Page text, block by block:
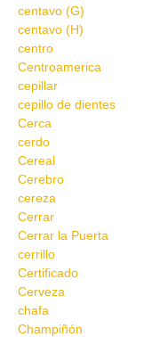
centavo (G)
centavo (H)
centro
Centroamerica
cepillar
cepillo de dientes
Cerca
cerdo
Cereal
Cerebro
cereza
Cerrar
Cerrar la Puerta
cerrillo
Certificado
Cerveza
chafa
Champiñón